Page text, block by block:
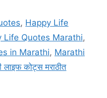
, Happy Life
Life Quotes Marathi,
in Marathi, Marathi
लाइफ कोट्स मराठीत